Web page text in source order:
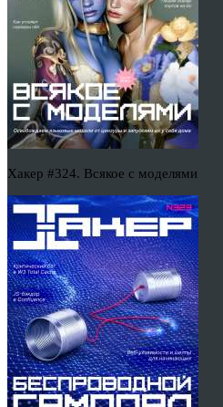
Хакер #324. Всякое с моделями